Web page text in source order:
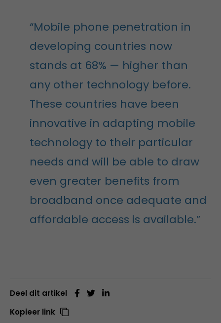
“Mobile phone penetration in
developing countries now
stands at 68% — higher than
any other technology before.
These countries have been
innovative in adapting mobile
technology to their particular
needs and will be able to draw
even greater benefits from
broadband once adequate and
affordable access is available.”
Deel dit artikel
Kopieer link